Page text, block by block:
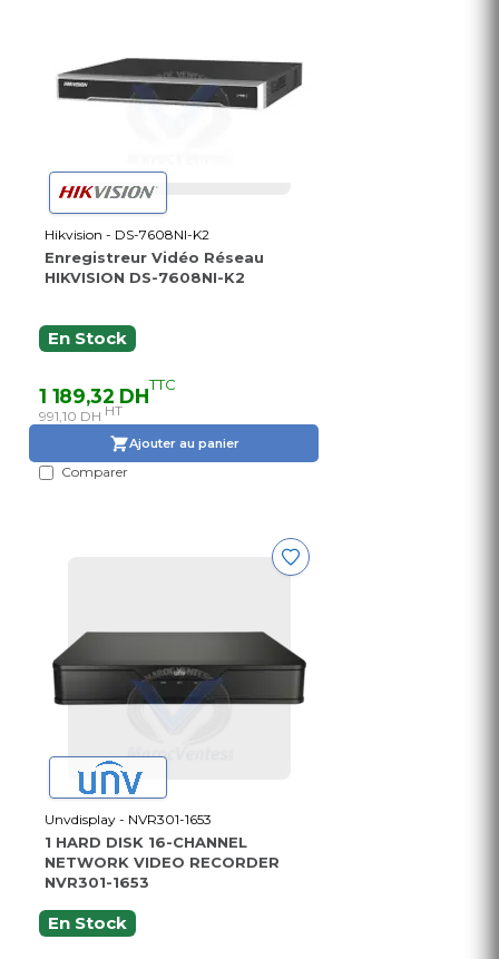
Hikvision - DS-7608NI-K2
Enregistreur Vidéo Réseau
HIKVISION DS-7608NI-K2
En Stock
1 189,32 DHTTC
991,10 DH HT
Ajouter au panier
Comparer
Unvdisplay - NVR301-1653
1 HARD DISK 16-CHANNEL
NETWORK VIDEO RECORDER
NVR301-1653
En Stock